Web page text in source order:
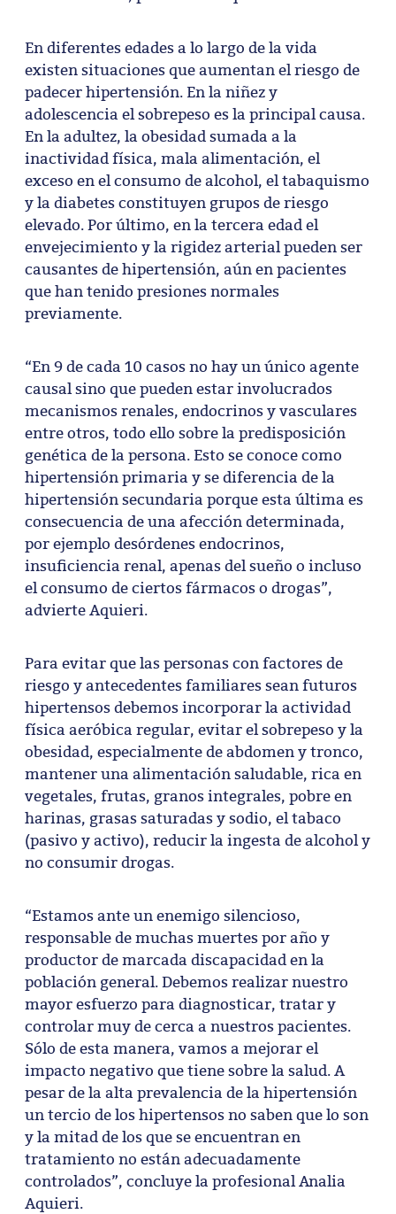
En diferentes edades a lo largo de la vida
existen situaciones que aumentan el riesgo de
padecer hipertensión. En la niñez y
adolescencia el sobrepeso es la principal causa.
En la adultez, la obesidad sumada a la
inactividad física, mala alimentación, el
exceso en el consumo de alcohol, el tabaquismo
y la diabetes constituyen grupos de riesgo
elevado. Por último, en la tercera edad el
envejecimiento y la rigidez arterial pueden ser
causantes de hipertensión, aún en pacientes
que han tenido presiones normales
previamente.
“En 9 de cada 10 casos no hay un único agente
causal sino que pueden estar involucrados
mecanismos renales, endocrinos y vasculares
entre otros, todo ello sobre la predisposición
genética de la persona. Esto se conoce como
hipertensión primaria y se diferencia de la
hipertensión secundaria porque esta última es
consecuencia de una afección determinada,
por ejemplo desórdenes endocrinos,
insuficiencia renal, apenas del sueño o incluso
el consumo de ciertos fármacos o drogas”,
advierte Aquieri.
Para evitar que las personas con factores de
riesgo y antecedentes familiares sean futuros
hipertensos debemos incorporar la actividad
física aeróbica regular, evitar el sobrepeso y la
obesidad, especialmente de abdomen y tronco,
mantener una alimentación saludable, rica en
vegetales, frutas, granos integrales, pobre en
harinas, grasas saturadas y sodio, el tabaco
(pasivo y activo), reducir la ingesta de alcohol y
no consumir drogas.
“Estamos ante un enemigo silencioso,
responsable de muchas muertes por año y
productor de marcada discapacidad en la
población general. Debemos realizar nuestro
mayor esfuerzo para diagnosticar, tratar y
controlar muy de cerca a nuestros pacientes.
Sólo de esta manera, vamos a mejorar el
impacto negativo que tiene sobre la salud. A
pesar de la alta prevalencia de la hipertensión
un tercio de los hipertensos no saben que lo son
y la mitad de los que se encuentran en
tratamiento no están adecuadamente
controlados”, concluye la profesional Analia
Aquieri.